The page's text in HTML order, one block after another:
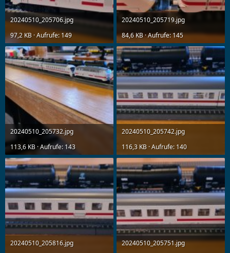
20240510_205706.jpg
97,2 KB · Aufrufe: 149
20240510_205719.jpg
84,6 KB · Aufrufe: 145
20240510_205732.jpg
113,6 KB · Aufrufe: 143
20240510_205742.jpg
116,3 KB · Aufrufe: 140
20240510_205816.jpg
20240510_205751.jpg